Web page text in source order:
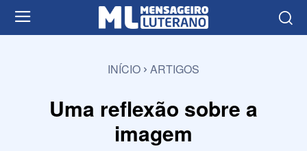
INÍCIO ARTIGOS
Uma reflexão sobre a
imagem